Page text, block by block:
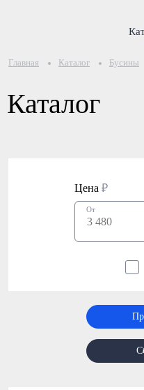
Главная Каталог Бусины
Каталог
Цена ₽
От